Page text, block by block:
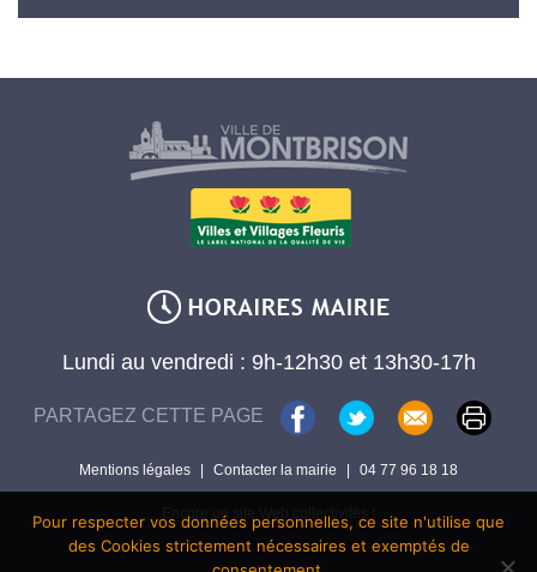
Lundi au vendredi : 9h-12h30 et 13h30-17h
PARTAGEZ CETTE PAGE
Mentions légales | Contacter la mairie | 04 77 96 18 18
Encore un site Web collectivités !
Pour respecter vos données personnelles, ce site n'utilise que
des Cookies strictement nécessaires et exemptés de